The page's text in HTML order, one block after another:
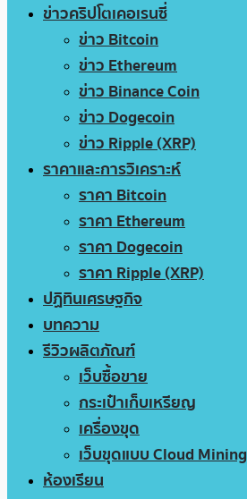
ข่าวคริปโตเคอเรนซี่
ข่าว Bitcoin
ข่าว Ethereum
ข่าว Binance Coin
ข่าว Dogecoin
ข่าว Ripple (XRP)
ราคาและการวิเคราะห์
ราคา Bitcoin
ราคา Ethereum
ราคา Dogecoin
ราคา Ripple (XRP)
ปฏิทินเศรษฐกิจ
บทความ
รีวิวผลิตภัณฑ์
เว็บซื้อขาย
กระเป๋าเก็บเหรียญ
เครื่องขุด
เว็บขุดแบบ Cloud Mining
ห้องเรียน